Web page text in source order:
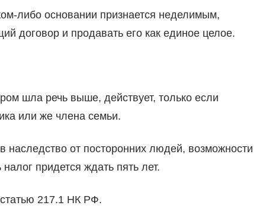
либо основании признается неделимым,
договор и продавать его как единое целое.
шла речь выше, действует, только если
или же члена семьи.
наследство от посторонних людей, возможности
придется ждать пять лет.
статью 217.1 НК РФ.